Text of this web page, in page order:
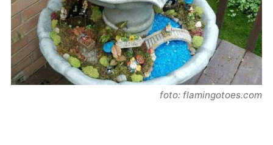
foto: flamingotoes.com